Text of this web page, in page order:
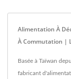
Alimentation À
À Commutation |
Basée à Taïwan
fabricant